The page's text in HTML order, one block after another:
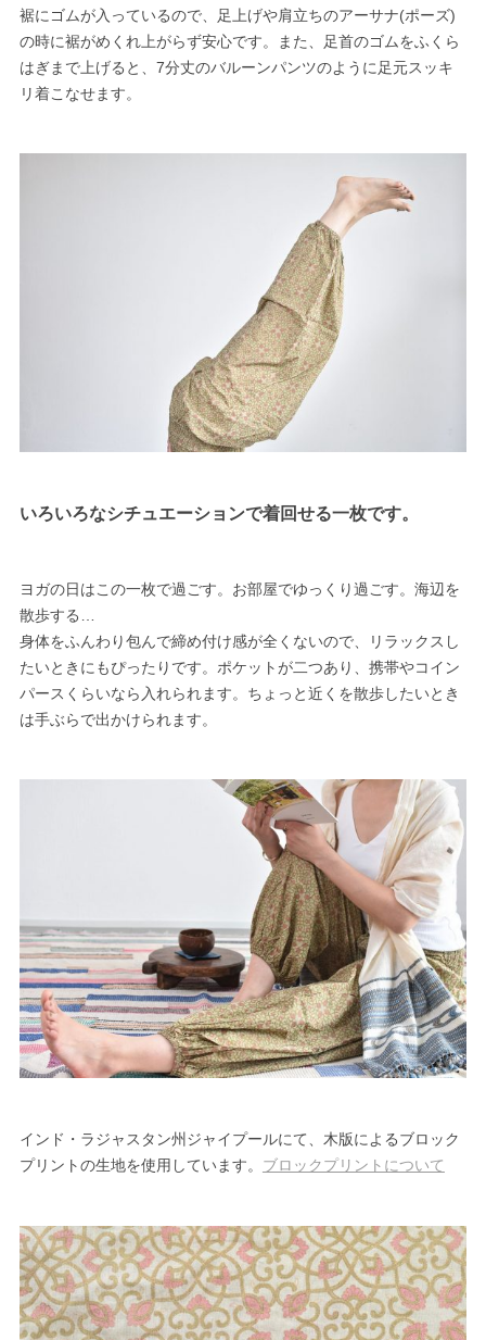
裾にゴムが入っているので、足上げや肩立ちのアーサナ(ポーズ)
の時に裾がめくれ上がらず安心です。また、足首のゴムをふくら
はぎまで上げると、7分丈のバルーンパンツのように足元スッキ
リ着こなせます。
いろいろなシチュエーションで着回せる一枚です。
ヨガの日はこの一枚で過ごす。お部屋でゆっくり過ごす。海辺を
散歩する…
身体をふんわり包んで締め付け感が全くないので、リラックスし
たいときにもぴったりです。ポケットが二つあり、携帯やコイン
パースくらいなら入れられます。ちょっと近くを散歩したいとき
は手ぶらで出かけられます。
インド・ラジャスタン州ジャイプールにて、木版によるブロック
プリントの生地を使用しています。 ブロックプリントについて